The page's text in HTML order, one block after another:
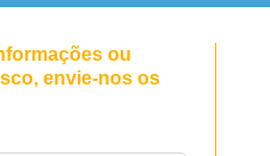
ou
envie-nos os